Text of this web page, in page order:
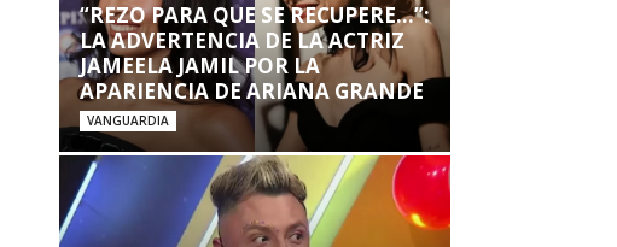
“REZO PARA QUE SE RECUPERE…”:
LA ADVERTENCIA DE LA ACTRIZ
JAMEELA JAMIL POR LA
APARIENCIA DE ARIANA GRANDE
VANGUARDIA